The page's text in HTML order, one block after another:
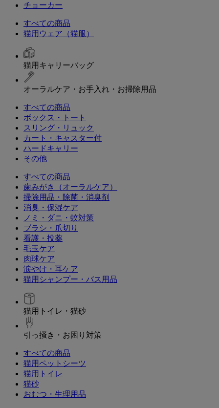
チョーカー
すべての商品
猫用ウェア（猫服）
猫用キャリーバッグ
オーラルケア・お手入れ・お掃除用品
すべての商品
ボックス・トート
スリング・リュック
カート・キャスター付
ハードキャリー
その他
すべての商品
歯みがき（オーラルケア）
掃除用品・除菌・消臭剤
消臭・保湿ケア
ノミ・ダニ・蚊対策
ブラシ・爪切り
看護・投薬
毛玉ケア
肉球ケア
涙やけ・耳ケア
猫用シャンプー・バス用品
猫用トイレ・猫砂
引っ掻き・お困り対策
すべての商品
猫用ペットシーツ
猫用トイレ
猫砂
おむつ・生理用品